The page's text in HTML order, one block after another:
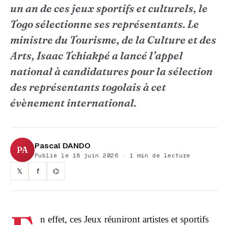
un an de ces jeux sportifs et culturels, le
Togo sélectionne ses représentants. Le
ministre du Tourisme, de la Culture et des
Arts, Isaac Tchiakpé a lancé l’appel
national à candidatures pour la sélection
des représentants togolais à cet
évènement international.
PA Pascal DANDO
Publié le 18 juin 2026 · 1 min de lecture
𝕏 f ⌬
n effet, ces Jeux réuniront artistes et sportifs